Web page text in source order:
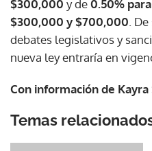
$300,000 y de0.50%
$300,000 y $700,000 .
debates legislativos y
nueva ley entraría en
Con información de Kayra
Temas